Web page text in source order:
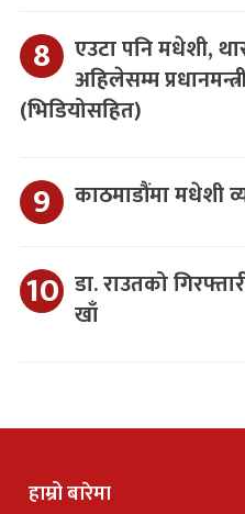
एउटा पनि मधेशी,
अहिलेसम्म
(भिडियोसहित)
काठमाडौंमा मधेशी
डा. राउतको
खाँ
हाम्रो बारेमा